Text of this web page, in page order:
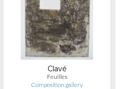
Clavé
Feuilles
Composition.gallery